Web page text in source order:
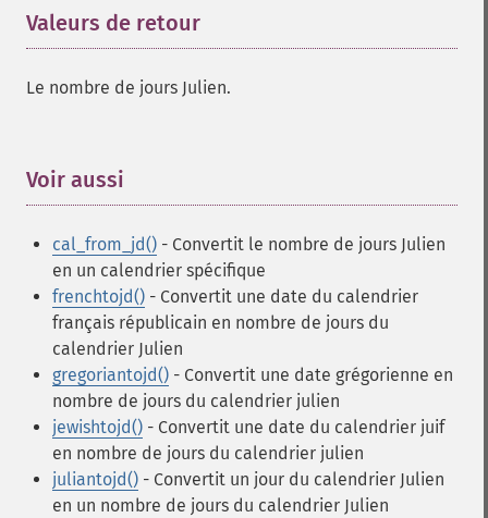
Valeurs de retour
Le nombre de jours Julien.
Voir aussi
cal_from_jd() - Convertit le nombre de jours Julien
en un calendrier spécifique
frenchtojd() - Convertit une date du calendrier
français républicain en nombre de jours du
calendrier Julien
gregoriantojd() - Convertit une date grégorienne en
nombre de jours du calendrier julien
jewishtojd() - Convertit une date du calendrier juif
en nombre de jours du calendrier julien
juliantojd() - Convertit un jour du calendrier Julien
en un nombre de jours du calendrier Julien